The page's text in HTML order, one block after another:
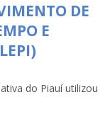
DE
E
do Piauí utilizou